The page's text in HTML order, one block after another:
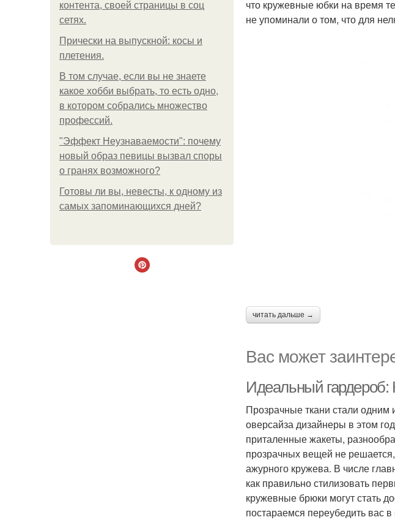
контента, своей страницы в соц
сетях.
Прически на выпускной: косы и
плетения.
В том случае, если вы не знаете
какое хобби выбрать, то есть одно,
в котором собрались множество
профессий.
"Эффект Неузнаваемости": почему
новый образ певицы вызвал споры
о гранях возможного?
Готовы ли вы, невесты, к одному из
самых запоминающихся дней?
что кружевные юбки на время
не упоминали о том, что для
читать дальше →
Вас может
Идеальный гардероб:
Прозрачные ткани стали одним
оверсайза дизайнеры в этом
приталенные жакеты,
прозрачных вещей не
ажурного кружева. В числе
как правильно стилизовать
кружевные брюки могут стать
постараемся переубедить вас